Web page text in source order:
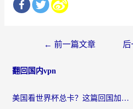
导
← 前一篇文章
翻回国内vpn
美国看世界杯总卡？这篇回国加速器指南帮你无缝刷国内资源（附苹果手机VPN设置步骤）